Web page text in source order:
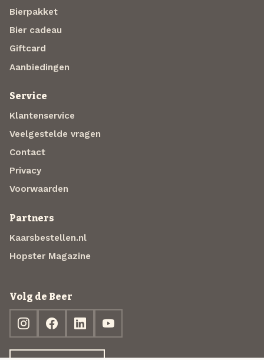
Bierpakket
Bier cadeau
Giftcard
Aanbiedingen
Service
Klantenservice
Veelgestelde vragen
Contact
Privacy
Voorwaarden
Partners
Kaarsbestellen.nl
Hopster Magazine
Volg de Beer